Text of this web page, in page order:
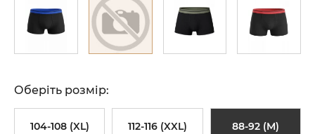
Оберіть розмір:
104-108 (XL) 112-116 (XXL) 88-92 (M)